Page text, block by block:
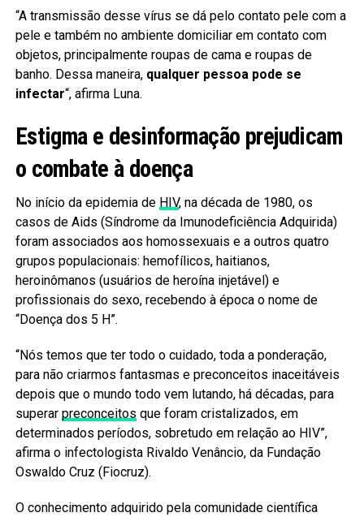
“A transmissão desse vírus se dá pelo contato pele com a
pele e também no ambiente domiciliar em contato com
objetos, principalmente roupas de cama e roupas de
banho. Dessa maneira, qualquer pessoa pode se
infectar“, afirma Luna.
Estigma e desinformação prejudicam
o combate à doença
No início da epidemia de HIV, na década de 1980, os
casos de Aids (Síndrome da Imunodeficiência Adquirida)
foram associados aos homossexuais e a outros quatro
grupos populacionais: hemofílicos, haitianos,
heroinômanos (usuários de heroína injetável) e
profissionais do sexo, recebendo à época o nome de
“Doença dos 5 H”.
“Nós temos que ter todo o cuidado, toda a ponderação,
para não criarmos fantasmas e preconceitos inaceitáveis
depois que o mundo todo vem lutando, há décadas, para
superar preconceitos que foram cristalizados, em
determinados períodos, sobretudo em relação ao HIV”,
afirma o infectologista Rivaldo Venâncio, da Fundação
Oswaldo Cruz (Fiocruz).
O conhecimento adquirido pela comunidade científica